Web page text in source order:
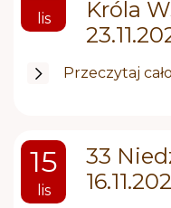
lis
Króla
Przeczytaj
15
lis
33